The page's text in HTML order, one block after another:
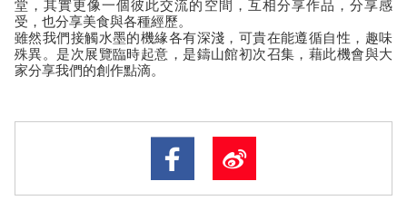
堂，其實更像一個彼此交流的空間，互相分享作品，分享感
受，也分享美食與各種經歷。
雖然我們接觸水墨的機緣各有深淺，可貴在能遵循自性，趣味
殊異。是次展覽臨時起意，是鑄山館初次召集，藉此機會與大
家分享我們的創作點滴。